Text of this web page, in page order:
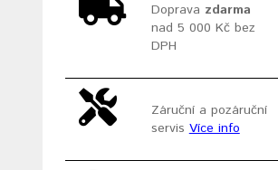
Doprava zdarma
nad 5 000 Kč bez
DPH
Záruční a pozáruční
servisVíce info